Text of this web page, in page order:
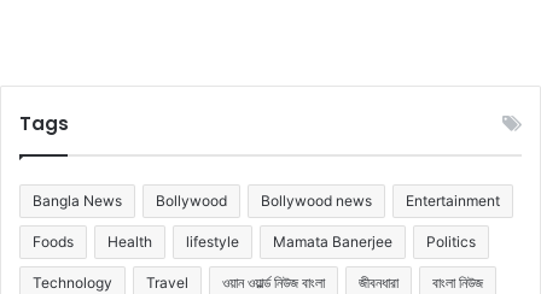
Tags
Bangla News Bollywood Bollywood news Entertainment
Foods Health lifestyle Mamata Banerjee Politics
Technology Travel ওয়ান ওয়ার্ল্ড নিউজ বাংলা জীবনধারা বাংলা নিউজ